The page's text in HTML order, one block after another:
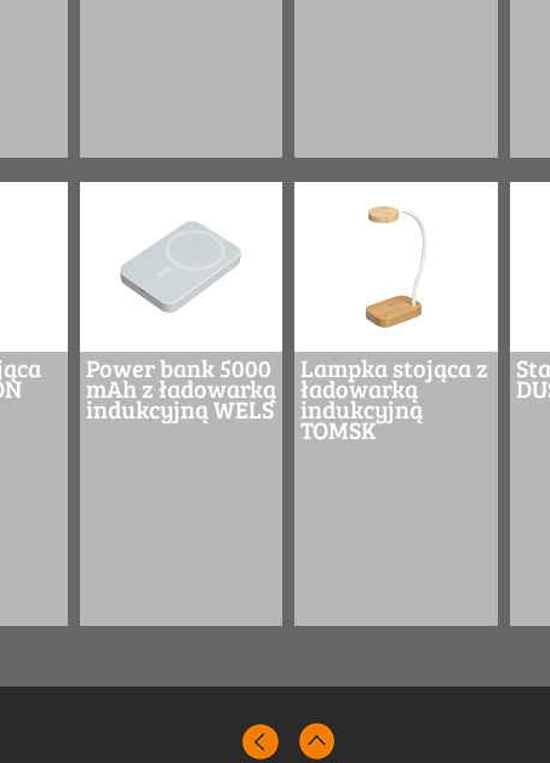
Power bank 5000
mAh z ładowarką
indukcyjną WELS
Lampka stojąca z
ładowarką
indukcyjną
TOMSK